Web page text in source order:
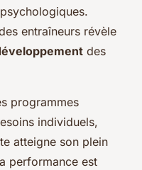
entraîneurs révèle
des
programmes
individuels,
atteigne son plein
performance est